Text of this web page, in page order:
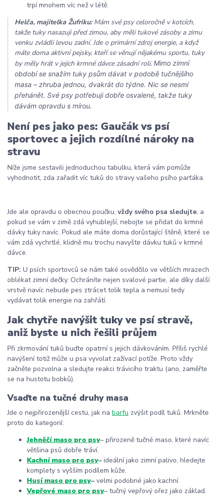
trpí mnohem víc než v létě.
Helča, majitelka Žufriku:Mám své psy celoročně v kotcích,
takže tuky nasazuji před zimou, aby měli tukové zásoby a zimu
venku zvládli levou zadní. Jde o primární zdroj energie, a když
máte doma aktivní pejsky, kteří se věnují nějakému sportu, tuky
by měly hrát v jejich krmné dávce zásadní roli.Mimo zimní
období se snažím tuky psům dávat v podobě tučnějšího
masa– zhruba jednou, dvakrát do týdne. Nic se nesmí
přehánět. Své psy potřebuji dobře osvalené, takže tuky
dávám opravdu s mírou.
Není pes jako pes: Gaučák vs psí
sportovec a jejich rozdílné nároky na
stravu
Níže jsme sestavili jednoduchou tabulku, která vám pomůže
vyhodnotit, zda zařadit víc tuků do stravy vašeho psího parťáka.
Jde ale opravdu o obecnou poučku, vždy svého psa sledujte, a
pokud se vám v zimě zdá vyhublejší, nebojte se přidat do krmné
dávky tuky navíc. Pokud ale máte doma dorůstající štěně, které se
vám zdá vychrtlé, klidně mu trochu navyšte dávku tuků v krmné
dávce.
TIP: U psích sportovců se nám také osvědčilo ve větších mrazech
oblékat zimní dečky. Ochráníte nejen svalové partie, ale díky další
vrstvě navíc nebude pes ztrácet tolik tepla a nemusí tedy
vydávat tolik energie na zahřátí.
Jak chytře navýšit tuky ve psí stravě,
aniž byste u nich řešili průjem
Při zkrmování tuků buďte opatrní s jejich dávkováním. Příliš rychlé
navýšení totiž může u psa vyvolat zažívací potíže. Proto vždy
začněte pozvolna a sledujte reakci trávicího traktu (ano, zaměřte
se na hustotu bobků).
Vsaďte na tučné druhy masa
Jde o nejpřirozenější cestu, jak na barfu zvýšit podíl tuků. Mrkněte
proto do kategorií:
Jehněčí maso pro psy– přirozeně tučné maso, které navíc
většina psů dobře tráví.
Kachní maso pro psy– ideální jako zimní palivo, hledejte
komplety s vyšším podílem kůže.
Husí maso pro psy– velmi podobné jako kachní.
Vepřové maso pro psy– tučný vepřový ořez jako základ.